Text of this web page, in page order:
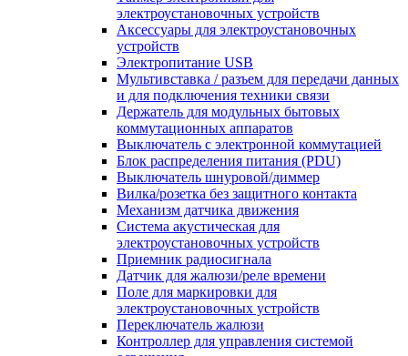
электроустановочных устройств
Аксессуары для электроустановочных
устройств
Электропитание USB
Мультивставка / разъем для передачи данных
и для подключения техники связи
Держатель для модульных бытовых
коммутационных аппаратов
Выключатель с электронной коммутацией
Блок распределения питания (PDU)
Выключатель шнуровой/диммер
Вилка/розетка без защитного контакта
Механизм датчика движения
Система акустическая для
электроустановочных устройств
Приемник радиосигнала
Датчик для жалюзи/реле времени
Поле для маркировки для
электроустановочных устройств
Переключатель жалюзи
Контроллер для управления системой